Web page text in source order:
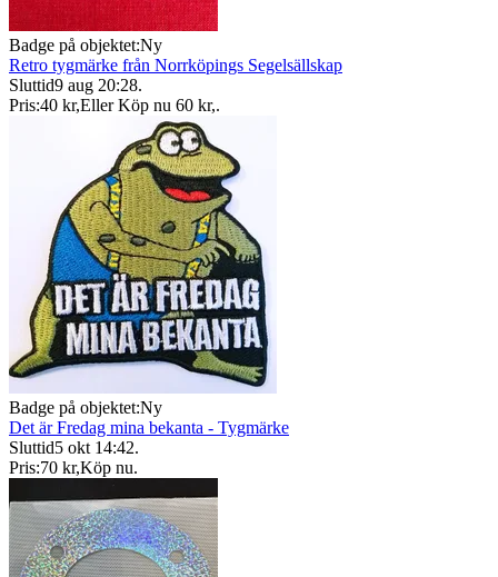
Badge på objektet:Ny
Retro tygmärke från Norrköpings Segelsällskap
Sluttid9 aug 20:28.
Pris:40 kr,Eller Köp nu 60 kr,.
Badge på objektet:Ny
Det är Fredag mina bekanta - Tygmärke
Sluttid5 okt 14:42.
Pris:70 kr,Köp nu.